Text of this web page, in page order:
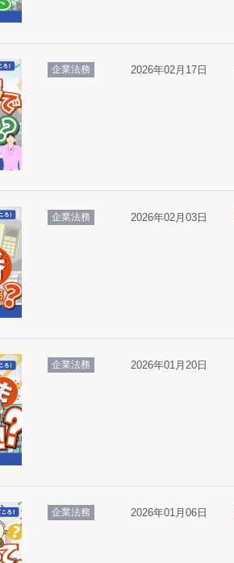
企業法務 2026年02月17日
企業法務 2026年02月03日
企業法務 2026年01月20日
企業法務 2026年01月06日